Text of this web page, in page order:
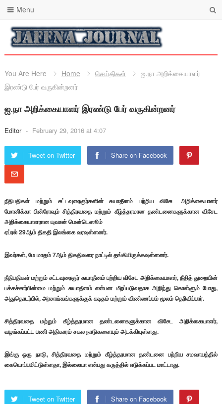
Menu
You Are Here Home செய்திகள்
ஐ.நா அறிக்கையாளர்
இரண்டு பேர் வருகின்றனர்
ஐ.நா அறிக்கையாளர் இரண்டு பேர் வருகின்றனர்
Editor - February 29, 2016 at 4:07
Tweet on Twitter Share on Facebook
நீதிபதிகள் மற்றும் சட்டவுரைஞர்களின் சுயாதீனம் பற்றிய விசேட அறிக்கையாளர்
மோனிக்கா பின்ரோவும் சித்திரவதை மற்றும் கீழ்த்தரமான தண்டனைகளுக்கான விசேட
அறிக்கையாளரான யுவான் மென்டெஸூம்
ஏப்ரல் 29ஆம் திகதி இலங்கை வரவுள்ளனர்.
இவர்கள், மே மாதம் 7ஆம் திகதிவரை நாட்டில் தங்கியிருக்கவுள்ளனர்.
நீதிபதிகள் மற்றும் சட்டவுரைஞர் சுயாதீனம் பற்றிய விசேட அறிக்கையாளர், நீதித் துறையின்
பக்கச்சார்பின்மை மற்றும் சுயாதீனம் என்பன மீறப்படுவதாக அறிந்து கொள்ளும் போது,
அதுதொடர்பில், அரசாங்கங்களுக்குக் கடிதம் மற்றும் விண்ணப்பம் மூலம் தெரிவிப்பார்.
சித்திரவதை மற்றும் கீழ்த்தரமான தண்டனைகளுக்கான விசேட அறிக்கையாளர்,
வழங்கப்பட்ட பணி அதிகாரம் சகல நாடுகளையும் அடக்கியுள்ளது.
இங்கு ஒரு நாடு, சித்திரவதை மற்றும் கீழ்த்தரமான தண்டனை பற்றிய சமவாயத்தில்
கையொப்பமிட்டுள்ளதா, இல்லையா என்பது கருத்தில் எடுக்கப்பட மாட்டாது.
Tweet on Twitter Share on Facebook